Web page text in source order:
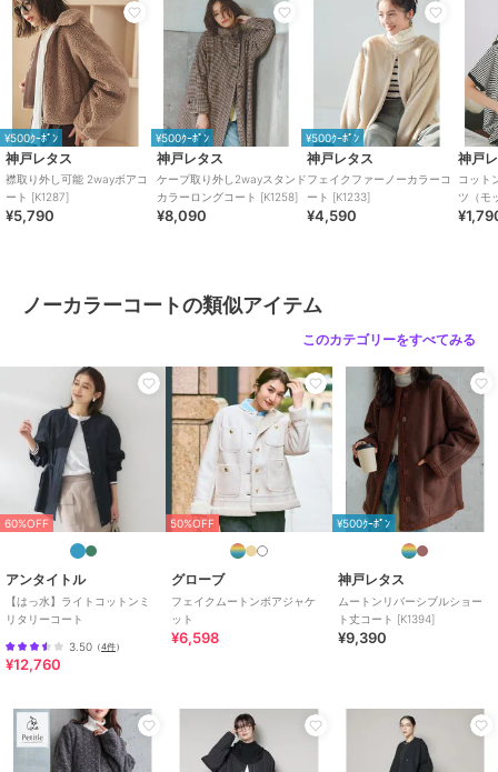
ウール/ポリエステル素材
地/ミドル丈/長袖
/ライフスタイル
ストレー
/セレモニー・入学式・卒業式
原産国 中国
¥500ｸｰﾎﾟﾝ
神戸レタス
襟取り外し可能 2wayボアコ
ート [K1287]
¥5,790
¥500ｸｰﾎﾟﾝ
神戸レタス
ケープ取り外し2wayスタンド
カラーロングコート [K1258]
¥8,090
¥500ｸｰﾎﾟﾝ
神戸レタス
フェイクファーノーカラーコ
ート [K1233]
¥4,590
神戸
コット
ツ（モ
ック）
ノーカラーコートの類似アイテム
このカテゴリーをすべてみる
60%OFF
アンタイトル
【はっ水】ライトコットンミ
リタリーコート
3.50 （4件）
¥12,760
50%OFF
グローブ
フェイクムートンボアジャケ
ット
¥6,598
¥500ｸｰﾎﾟﾝ
神戸レタス
ムートンリバーシブルショー
ト丈コート [K1394]
¥9,390